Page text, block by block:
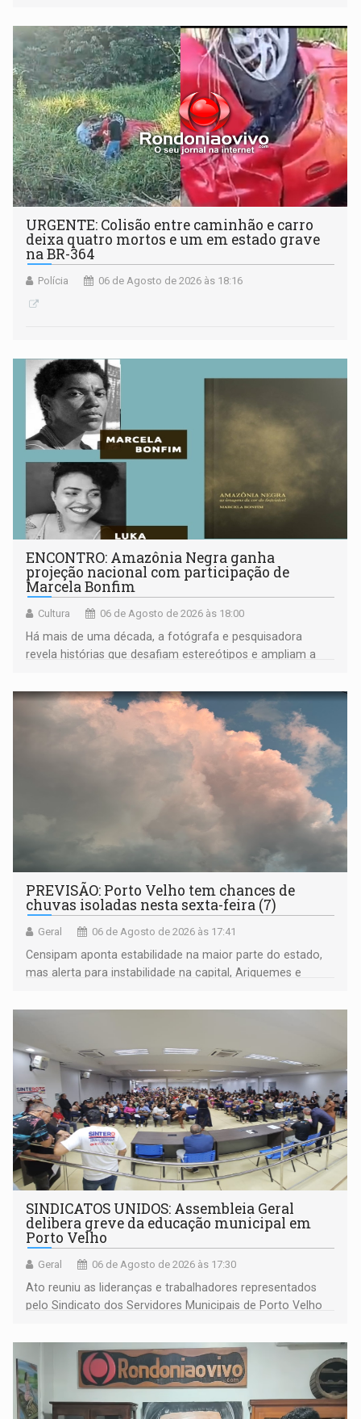
URGENTE: Colisão entre caminhão e carro
deixa quatro mortos e um em estado grave
na BR-364
Polícia 06 de Agosto de 2026 às 18:16
ENCONTRO: Amazônia Negra ganha
projeção nacional com participação de
Marcela Bonfim
Cultura 06 de Agosto de 2026 às 18:00
Há mais de uma década, a fotógrafa e pesquisadora
revela histórias que desafiam estereótipos e ampliam a
negras
PREVISÃO: Porto Velho tem chances de
chuvas isoladas nesta sexta-feira (7)
Geral 06 de Agosto de 2026 às 17:41
Censipam aponta estabilidade na maior parte do estado,
mas alerta para instabilidade na capital, Ariquemes e
SINDICATOS UNIDOS: Assembleia Geral
delibera greve da educação municipal em
Porto Velho
Geral 06 de Agosto de 2026 às 17:30
Ato reuniu as lideranças e trabalhadores representados
pelo Sindicato dos Servidores Municipais de Porto Velho